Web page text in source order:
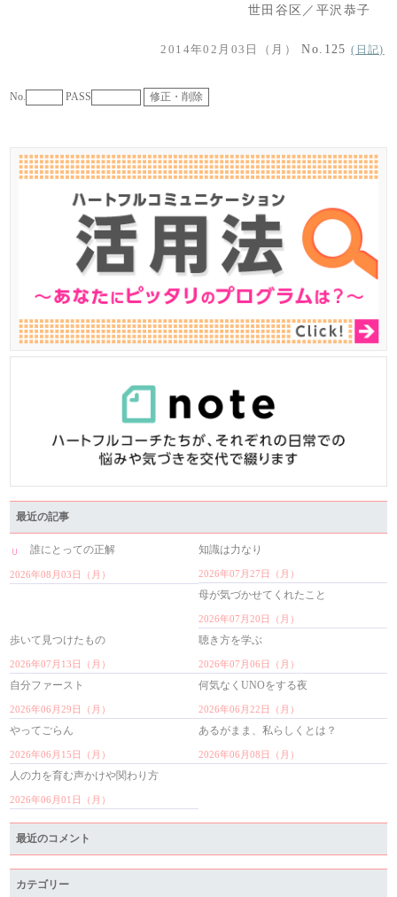
世田谷区／平沢恭子
2014年02月03日（月） No.125(日記)
No. PASS
最近の記事
誰にとっての正解
2026年08月03日（月）
知識は力なり
2026年07月27日（月）
母が気づかせてくれたこと
2026年07月20日（月）
歩いて見つけたもの
2026年07月13日（月）
聴き方を学ぶ
2026年07月06日（月）
自分ファースト
2026年06月29日（月）
何気なくUNOをする夜
2026年06月22日（月）
やってごらん
2026年06月15日（月）
あるがまま、私らしくとは？
2026年06月08日（月）
人の力を育む声かけや関わり方
2026年06月01日（月）
最近のコメント
カテゴリー